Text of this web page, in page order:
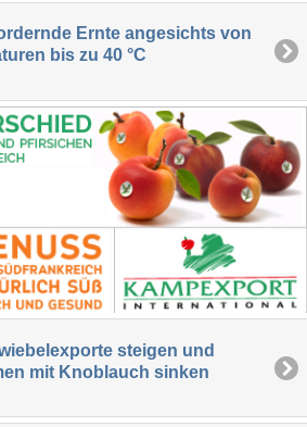
Ernte angesichts von
bis zu 40 °C
steigen und
mit Knoblauch sinken